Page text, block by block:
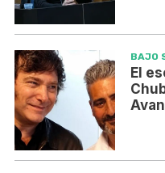
BAJO
El